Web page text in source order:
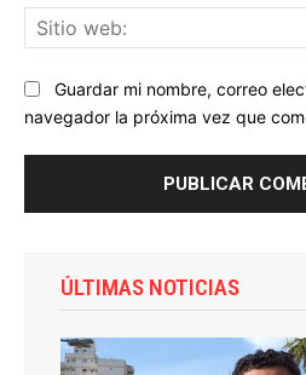
Guardar mi nombre, correo
navegador la próxima vez que
ÚLTIMAS NOTICIAS